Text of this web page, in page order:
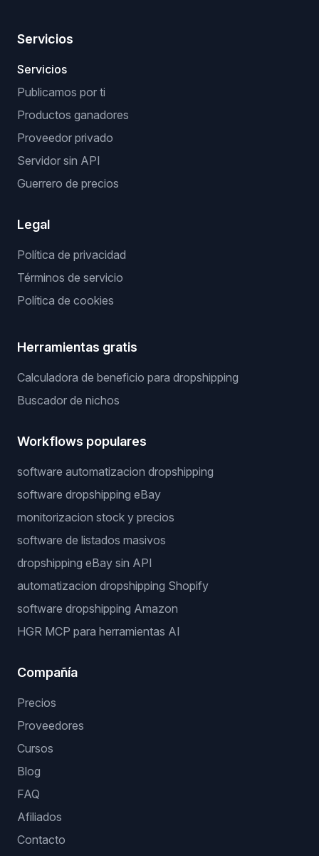
Servicios
Servicios
Publicamos por ti
Productos ganadores
Proveedor privado
Servidor sin API
Guerrero de precios
Legal
Política de privacidad
Términos de servicio
Política de cookies
Herramientas gratis
Calculadora de beneficio para dropshipping
Buscador de nichos
Workflows populares
software automatizacion dropshipping
software dropshipping eBay
monitorizacion stock y precios
software de listados masivos
dropshipping eBay sin API
automatizacion dropshipping Shopify
software dropshipping Amazon
HGR MCP para herramientas AI
Compañía
Precios
Proveedores
Cursos
Blog
FAQ
Afiliados
Contacto